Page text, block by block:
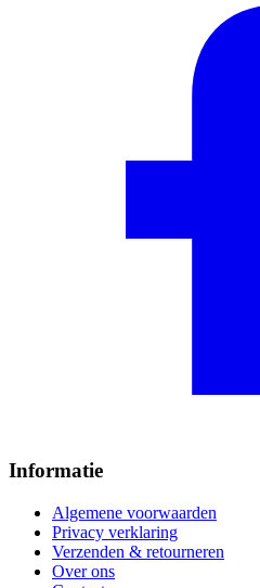
Informatie
Algemene voorwaarden
Privacy verklaring
Verzenden & retourneren
Over ons